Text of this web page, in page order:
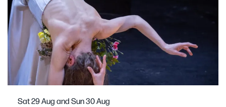
Sat 29 AugandSun 30 Aug